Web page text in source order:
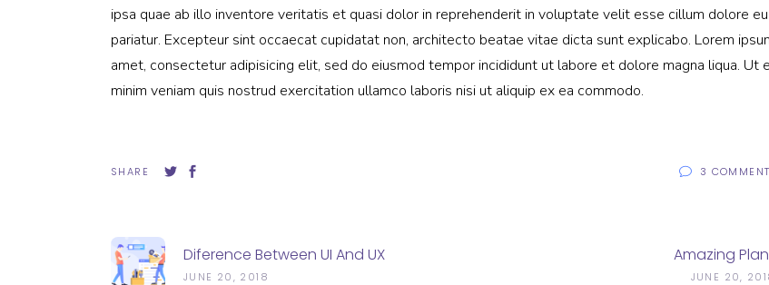
ipsa quae ab illo inventore veritatis et quasi dolor in reprehenderit in voluptate velit esse cillum dolore
pariatur. Excepteur sint occaecat cupidatat non, architecto beatae vitae dicta sunt explicabo. Lorem
amet, consectetur adipisicing elit, sed do eiusmod tempor incididunt ut labore et dolore magna liqua. Ut
minim veniam quis nostrud exercitation ullamco laboris nisi ut aliquip ex ea commodo.
3
SHARE
Diference Between UI And UX
JUNE 20, 2018
Amazing
JUNE 20,